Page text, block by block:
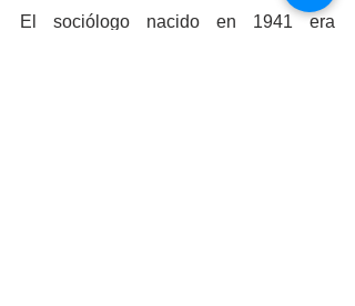
El sociólogo nacido en 1941 era